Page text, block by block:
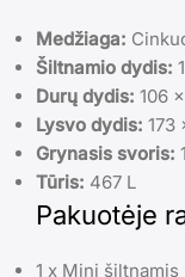
Medžiaga:
Šiltnamio dydis:
Durų dydis: 106
Lysvo dydis: 173
Grynasis svoris:
Tūris: 467 L
Pakuotėje
1 x Mini šiltnamis